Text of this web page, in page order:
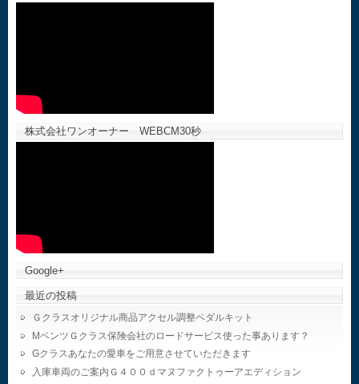
株式会社ワンオーナー WEBCM30秒
Google+
最近の投稿
Ｇクラスオリジナル商品アクセル調整ペダルキット
MベンツＧクラス保険会社のロードサービス使った事あります？
Gクラスあなたの愛車をご用意させていただきます
入庫車両のご案内Ｇ４００ｄマヌファクトゥーアエディション